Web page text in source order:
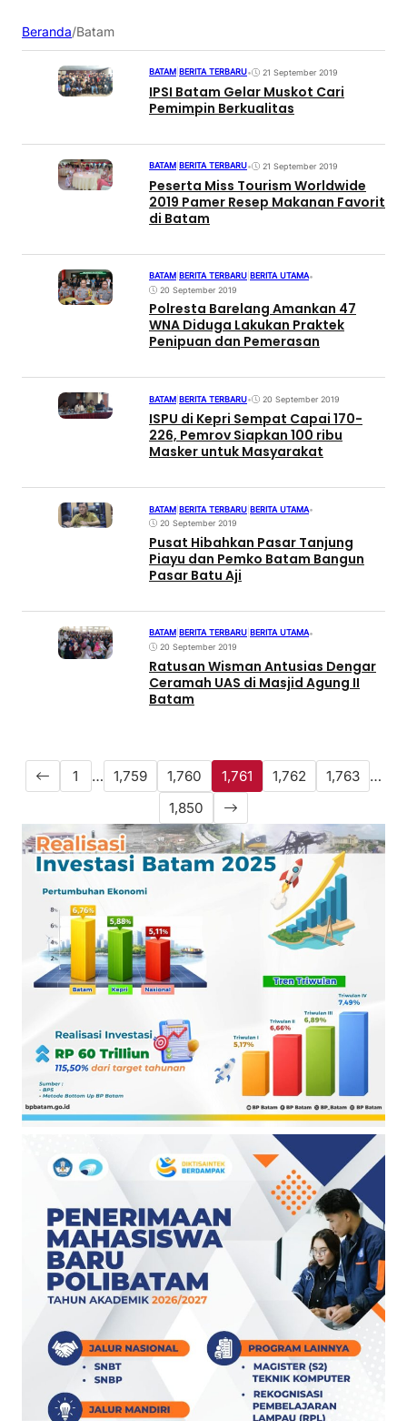
Beranda/Batam
BATAM BERITA TERBARU• 21 September 2019
IPSI Batam Gelar Muskot Cari
Pemimpin Berkualitas
BATAM BERITA TERBARU• 21 September 2019
Peserta Miss Tourism Worldwide
2019 Pamer Resep Makanan Favorit
di Batam
BATAM BERITA TERBARU BERITA UTAMA•
20 September 2019
Polresta Barelang Amankan 47
WNA Diduga Lakukan Praktek
Penipuan dan Pemerasan
BATAM BERITA TERBARU• 20 September 2019
ISPU di Kepri Sempat Capai 170-
226, Pemrov Siapkan 100 ribu
Masker untuk Masyarakat
BATAM BERITA TERBARU BERITA UTAMA•
20 September 2019
Pusat Hibahkan Pasar Tanjung
Piayu dan Pemko Batam Bangun
Pasar Batu Aji
BATAM BERITA TERBARU BERITA UTAMA•
20 September 2019
Ratusan Wisman Antusias Dengar
Ceramah UAS di Masjid Agung II
Batam
1 … 1,759 1,760 1,761 1,762 1,763
…
1,850